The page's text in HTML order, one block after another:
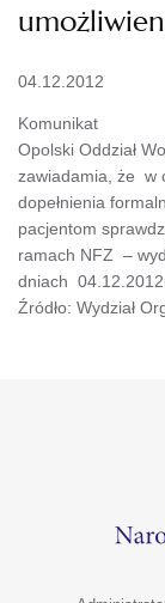
04.12.2012
Komunikat
Opolski Oddział
zawiadamia, że w
dopełnienia
pacjentom
ramach NFZ –
dniach
Źródło: Wydział